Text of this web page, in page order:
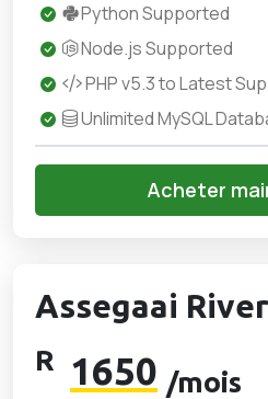
Python Supported
Node.js Supported
PHP v5.3 to Latest
Unlimited MySQL
Acheter
Assegaai River
R 1650 /mois